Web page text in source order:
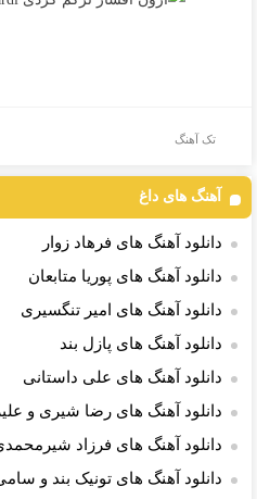
تک آهنگ
آهنگ های داغ
دانلود آهنگ های فرهاد زوار
دانلود آهنگ های پوریا متابعان
دانلود آهنگ های امیر تنگسیری
دانلود آهنگ های پازل بند
دانلود آهنگ های علی داستانی
دانلود آهنگ های رضا شیری و
دانلود آهنگ های فرزاد
دانلود آهنگ های تونیک بند و